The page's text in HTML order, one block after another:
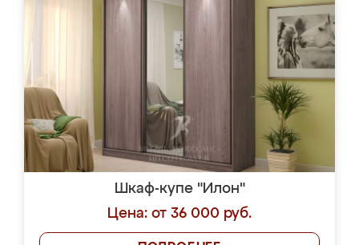
Шкаф-купе "Илон"
Цена: от 36 000 руб.